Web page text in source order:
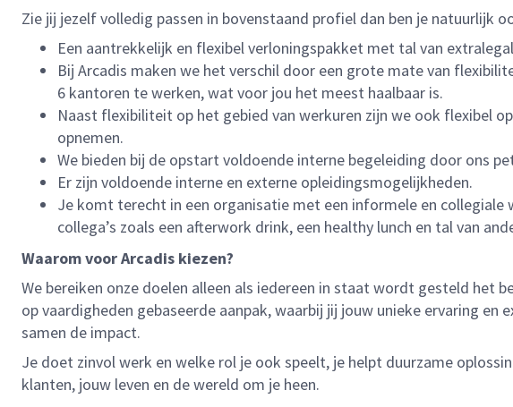
Zie jij jezelf volledig passen in bovenstaand profiel dan ben je natuurlijk
Een aantrekkelijk en flexibel verloningspakket met tal van
Bij Arcadis maken we het verschil door een grote mate van
6 kantoren te werken, wat voor jou het meest haalbaar is.
Naast flexibiliteit op het gebied van werkuren zijn we ook flexibel
opnemen.
We bieden bij de opstart voldoende interne begeleiding door ons
Er zijn voldoende interne en externe opleidingsmogelijkheden.
Je komt terecht in een organisatie met een informele en
collega’s zoals een afterwork drink, een healthy lunch en tal van
Waarom voor Arcadis kiezen?
We bereiken onze doelen alleen als iedereen in staat wordt gesteld het
op vaardigheden gebaseerde aanpak, waarbij jij jouw unieke ervaring
samen de impact.
Je doet zinvol werk en welke rol je ook speelt, je helpt duurzame
klanten, jouw leven en de wereld om je heen.